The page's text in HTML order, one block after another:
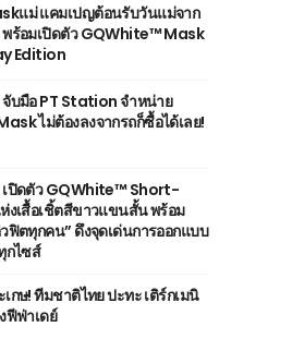
แม่ แคมเปญต้อนรับวันแม่จาก
ร้อมเปิดตัว GQWhite™ Mask
Edition
บมือ PT Station จำหน่าย
ไม่ต้องลงจากรถก็ซื้อได้เลย!
ปิดตัว GQWhite™ Short-
งเสื้อเชิ้ตสีขาวแขนสั้น พร้อม
ฟิตทุกคน” ดึงจุดเด่นการออกแบบ
กไซส์
กษ! ทีมชาติไทย ปะทะ เติร์กเมนิ
ฟีฟ่าเดย์